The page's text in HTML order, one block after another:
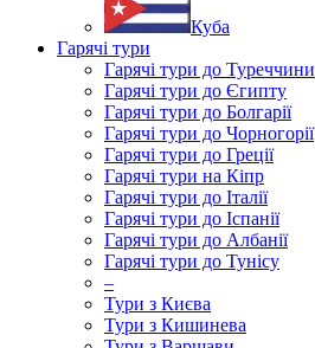
Куба
Гарячі тури
Гарячі тури до Туреччини
Гарячі тури до Єгипту
Гарячі тури до Болгарії
Гарячі тури до Чорногорії
Гарячі тури до Греції
Гарячі тури на Кіпр
Гарячі тури до Італії
Гарячі тури до Іспанії
Гарячі тури до Албанії
Гарячі тури до Тунісу
–
Тури з Києва
Тури з Кишинева